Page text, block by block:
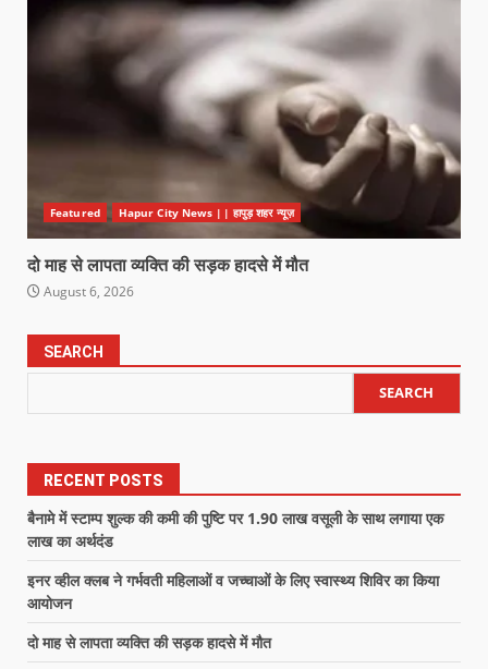
Featured Hapur City News || हापुड़ शहर न्यूज़
दो माह से लापता व्यक्ति की सड़क हादसे में मौत
August 6, 2026
SEARCH
SEARCH
RECENT POSTS
बैनामे में स्टाम्प शुल्क की कमी की पुष्टि पर 1.90 लाख वसूली के साथ लगाया एक
लाख का अर्थदंड
इनर व्हील क्लब ने गर्भवती महिलाओं व जच्चाओं के लिए स्वास्थ्य शिविर का किया
आयोजन
दो माह से लापता व्यक्ति की सड़क हादसे में मौत